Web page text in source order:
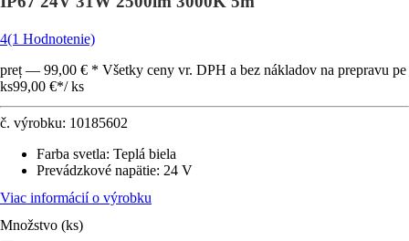
4(1 Hodnotenie)
preț — 99,00 € * Všetky ceny vr. DPH a bez nákladov na prepravu pe
ks99,00 €*/ ks
č. výrobku: 10185602
Farba svetla: Teplá biela
Prevádzkové napätie: 24 V
Viac informácií o výrobku
Množstvo (ks)